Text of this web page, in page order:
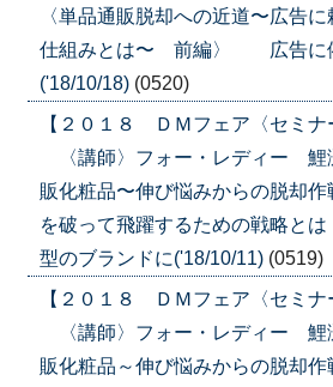
〈単品通販脱却への近道〜広告
仕組みとは〜 前編〉 広告に
('18/10/18) (0520)
【２０１８ ＤＭフェア〈セミナ
〈講師〉フォー・レディー 鯉
販化粧品〜伸び悩みからの脱却
を破って飛躍するための戦略と
型のブランドに('18/10/11) (0519)
【２０１８ ＤＭフェア〈セミナ
〈講師〉フォー・レディー 鯉
販化粧品～伸び悩みからの脱却